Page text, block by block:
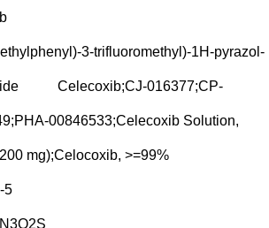
3-trifluoromethyl)-1H-pyrazol-
Celecoxib;CJ-016377;CP-
00846533;Celecoxib Solution,
mg);Celocoxib, >=99%
5